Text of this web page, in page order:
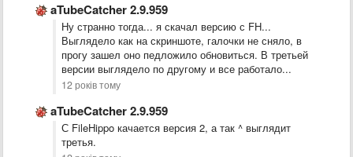
aTubeCatcher 2.9.959
Ну странно тогда... я скачал версию с FH...
Выглядело как на скриншоте, галочки не сняло, в
прогу зашел оно педложило обновиться. В третьей
версии выглядело по другому и все работало...
12 років тому
aTubeCatcher 2.9.959
С FileHippo качается версия 2, а так ^ выглядит
третья.